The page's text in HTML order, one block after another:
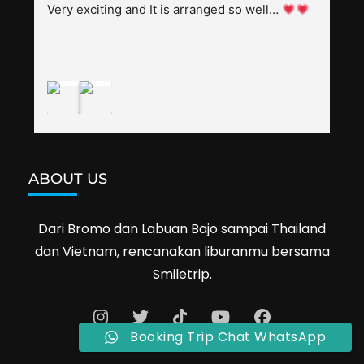
their 60s and 70s), and just splendid. Pak Alex
Thank you, Smiletrip!
Very exciting and It is arranged so well…
ABOUT US
Dari Bromo dan Labuan Bajo sampai Thailand
dan Vietnam, rencanakan liburanmu bersama
Smiletrip.
Booking Trip Chat WhatsApp